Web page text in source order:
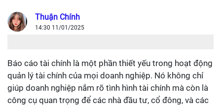
Thuận Chính
14:30 11/01/2025
Báo cáo tài chính là một phần thiết yếu trong hoạt động
quản lý tài chính của mọi doanh nghiệp. Nó không chỉ
giúp doanh nghiệp nắm rõ tình hình tài chính mà còn là
công cụ quan trọng để các nhà đầu tư, cổ đông, và các